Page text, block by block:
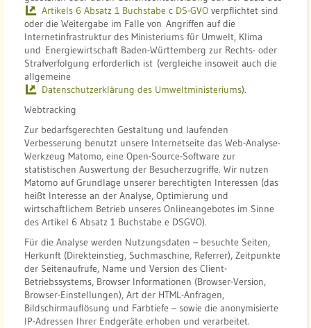
Artikels 6 Absatz 1 Buchstabe c DS-GVO verpflichtet sind
oder die Weitergabe im Falle von Angriffen auf die
Internetinfrastruktur des Ministeriums für Umwelt, Klima
und Energiewirtschaft Baden-Württemberg zur Rechts- oder
Strafverfolgung erforderlich ist (vergleiche insoweit auch die
allgemeine
Datenschutzerklärung des Umweltministeriums).
Webtracking
Zur bedarfsgerechten Gestaltung und laufenden
Verbesserung benutzt unsere Internetseite das Web-Analyse-
Werkzeug Matomo, eine Open-Source-Software zur
statistischen Auswertung der Besucherzugriffe. Wir nutzen
Matomo auf Grundlage unserer berechtigten Interessen (das
heißt Interesse an der Analyse, Optimierung und
wirtschaftlichem Betrieb unseres Onlineangebotes im Sinne
des Artikel 6 Absatz 1 Buchstabe e DSGVO).
Für die Analyse werden Nutzungsdaten – besuchte Seiten,
Herkunft (Direkteinstieg, Suchmaschine, Referrer), Zeitpunkte
der Seitenaufrufe, Name und Version des Client-
Betriebssystems, Browser Informationen (Browser-Version,
Browser-Einstellungen), Art der HTML-Anfragen,
Bildschirmauflösung und Farbtiefe – sowie die anonymisierte
IP-Adressen Ihrer Endgeräte erhoben und verarbeitet.